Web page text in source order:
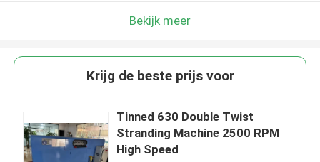
Bekijk meer
Krijg de beste prijs voor
Tinned 630 Double Twist
Stranding Machine 2500 RPM
High Speed